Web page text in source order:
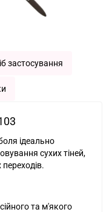
застосування
ідеально
сухих тіней,
та м'якого